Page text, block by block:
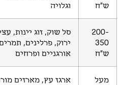
ש"ח
וגלויה
200-
350
ש"ח
סל שוק, זוג יינות,
ירוק, פרלינים, תמרים
אורגניים ופרחים
מעל
ארגז עץ, מארזים